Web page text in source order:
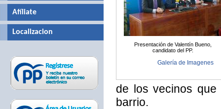
Presentación de Valentín Bueno,
candidato del PP.
Galería de Imagenes
de los vecinos
barrio.
Afíliate
Localizacion